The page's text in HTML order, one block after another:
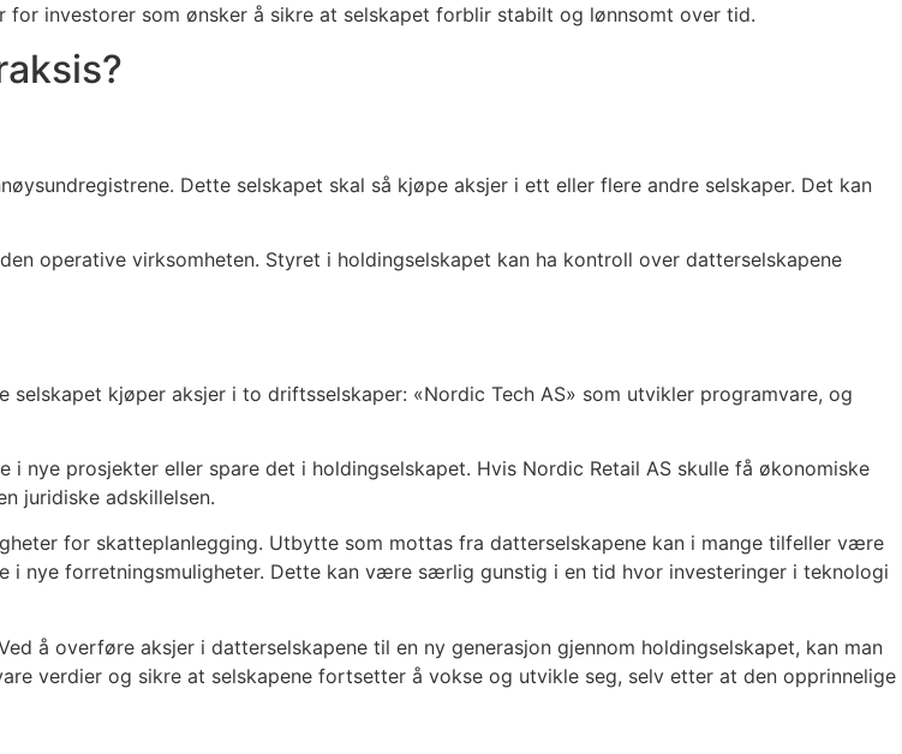
investorer som ønsker å sikre at selskapet forblir stabilt og lønnsomt over tid.
Dette selskapet skal så kjøpe aksjer i ett eller flere andre selskaper. Det kan
operative virksomheten. Styret i holdingselskapet kan ha kontroll over datterselskapene
kjøper aksjer i to driftsselskaper: «Nordic Tech AS» som utvikler programvare, og
nye prosjekter eller spare det i holdingselskapet. Hvis Nordic Retail AS skulle få økonomiske
juridiske adskillelsen.
for skatteplanlegging. Utbytte som mottas fra datterselskapene kan i mange tilfeller være
nye forretningsmuligheter. Dette kan være særlig gunstig i en tid hvor investeringer i teknologi
å overføre aksjer i datterselskapene til en ny generasjon gjennom holdingselskapet, kan man
verdier og sikre at selskapene fortsetter å vokse og utvikle seg, selv etter at den opprinnelige